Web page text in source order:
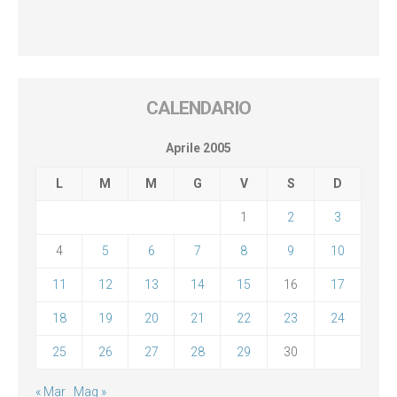
CALENDARIO
Aprile 2005
L M M G V S D
1 2 3
4 5 6 7 8 9 10
11 12 13 14 15 16 17
18 19 20 21 22 23 24
25 26 27 28 29 30
« Mar Mag »